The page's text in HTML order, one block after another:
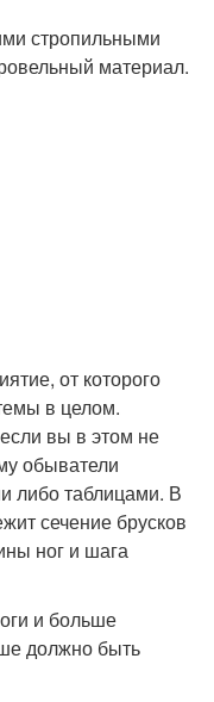
стропильными
материал.
от которого
в целом.
вы в этом не
обыватели
либо таблицами. В
сечение брусков
ног и шага
и больше
должно быть